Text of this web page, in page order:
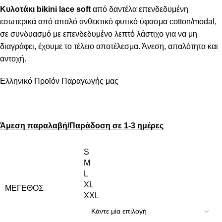
Κυλοτάκι bikini lace soft από δαντέλα επενδεδυμένη
εσωτερικά από απαλό ανθεκτικό φυτικό ύφασμα cotton/modal,
σε συνδυασμό με επενδεδυμένο λεπτό λάστιχο για να μη
διαγράφει, έχουμε το τέλειο αποτέλεσμα. Άνεση, απαλότητα και
αντοχή.
Ελληνικό Προϊόν Παραγωγής μας
Άμεση παραλαβή/Παράδοση σε 1-3 ημέρες
ΜΈΓΕΘΟΣ
S
M
L
XL
XXL